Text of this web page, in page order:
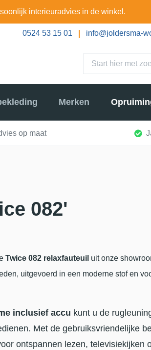
interieuradvies in de winkel.
0524 53 15 01 info@joldersma-
Merken
op maat
082'
Twice 082 relaxfauteuil uit onze
uitgevoerd in een moderne stof en
inclusief accu kunt u de
Met de gebruiksvriendelijke
ontspannen lezen, televisiekijken